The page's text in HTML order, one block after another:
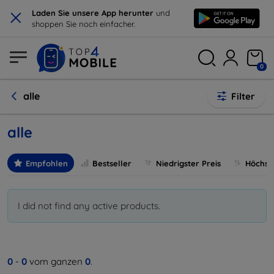
× Laden Sie unsere App herunter und
shoppen Sie noch einfacher.
0
alle Filter
alle
Empfohlen Bestseller Niedrigster Preis
I did not find any active products.
0 - 0 vom ganzen 0.